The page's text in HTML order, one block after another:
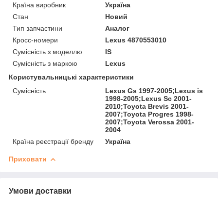
Країна виробник
Україна
Стан
Новий
Тип запчастини
Аналог
Кросс-номери
Lexus 4870553010
Сумісність з моделлю
IS
Сумісність з маркою
Lexus
Користувальницькі характеристики
Сумісність
Lexus Gs 1997-2005;Lexus is
1998-2005;Lexus Sc 2001-
2010;Toyota Brevis 2001-
2007;Toyota Progres 1998-
2007;Toyota Verossa 2001-
2004
Країна реєстрації бренду
Україна
Приховати
Умови доставки